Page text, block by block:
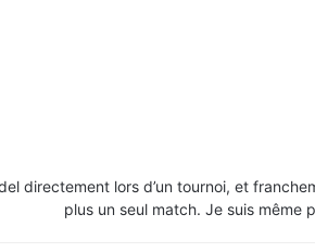
directement lors d’un tournoi, et
plus un seul match. Je suis même